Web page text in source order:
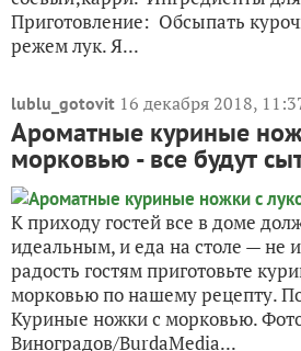
Приготовление: Обсыпать
режем лук. Я...
lublu_gotovit 16 декабря 2018,
Ароматные куриные
морковью - все будут
К приходу гостей все в доме
идеальным, и еда на столе — не
радость гостям приготовьте
морковью по нашему рецепту.
Куриные ножки с морковью.
Виноградов/BurdaMedia...